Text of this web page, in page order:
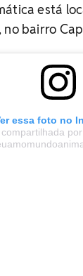
está
no bairro
essa foto no